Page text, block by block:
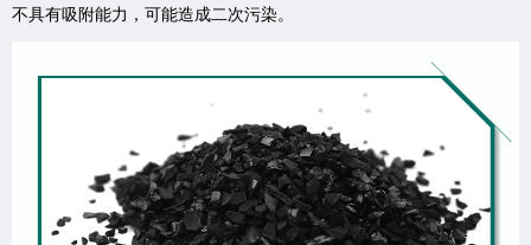
不具有吸附能力，可能造成二次污染。